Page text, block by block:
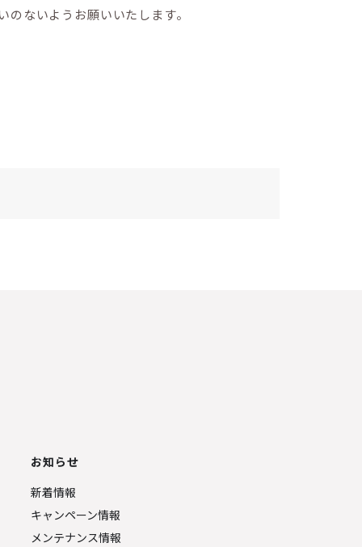
ないようお願いいたします。
お知らせ
新着情報
キャンペーン情報
メンテナンス情報